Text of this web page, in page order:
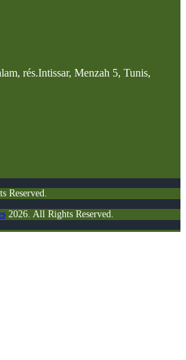
rés.Intissar, Menzah 5, Tunis,
Reserved.
2026. All Rights Reserved.